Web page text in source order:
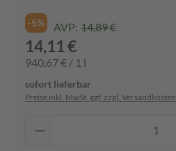
-5% AVP: 14,89 €
14,11 €
940,67 € / 1 l
sofort lieferbar
Preise inkl. MwSt. ggf. zzgl. Versandkosten